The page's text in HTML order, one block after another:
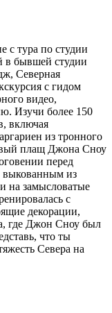
с тура по студии
в бывшей студии
Северная
с гидом
видео,
Изучи более 150
включая
из тронного
плащ Джона Сноу
перед
из
на замысловатые
с
декорации,
где Джон Сноу был
что ты
Севера на